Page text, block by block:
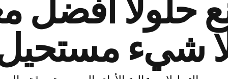
حلولًا أفضل
شيء